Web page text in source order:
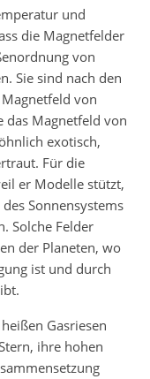
und
die Magnetfelder
von
Sie sind nach den
von
das Magnetfeld von
exotisch,
Für die
er Modelle stützt,
Sonnensystems
Solche Felder
der Planeten, wo
ist und durch
Gasriesen
ihre hohen